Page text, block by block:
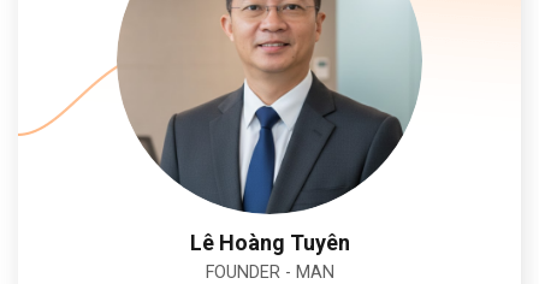
Lê Hoàng Tuyên
FOUNDER - MAN